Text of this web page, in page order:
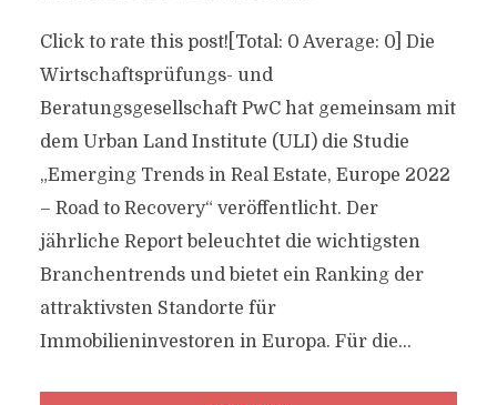
Click to rate this post![Total: 0 Average: 0] Die
Wirtschaftsprüfungs- und
Beratungsgesellschaft PwC hat gemeinsam mit
dem Urban Land Institute (ULI) die Studie
„Emerging Trends in Real Estate, Europe 2022
– Road to Recovery“ veröffentlicht. Der
jährliche Report beleuchtet die wichtigsten
Branchentrends und bietet ein Ranking der
attraktivsten Standorte für
Immobilieninvestoren in Europa. Für die...